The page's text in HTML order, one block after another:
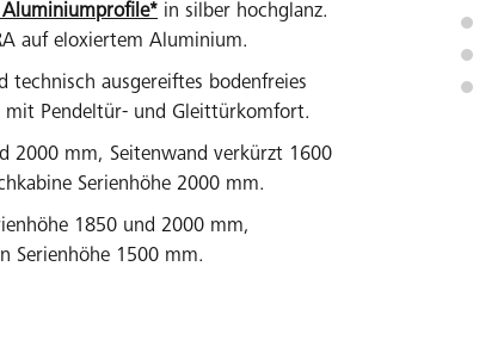
in silber hochglanz.
auf eloxiertem Aluminium.
technisch ausgereiftes bodenfreies
mit Pendeltür- und Gleittürkomfort.
2000 mm, Seitenwand verkürzt 1600
Serienhöhe 2000 mm.
1850 und 2000 mm,
Serienhöhe 1500 mm.
und Sonderlösungen über